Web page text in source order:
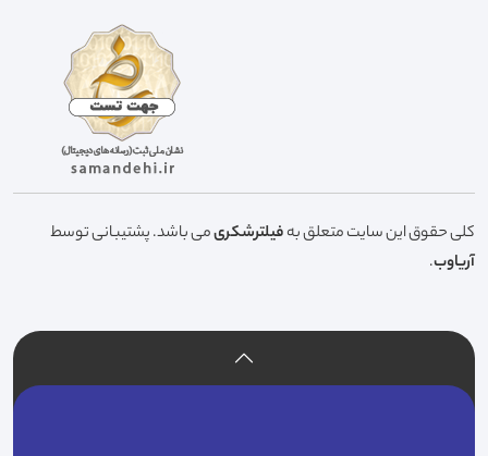
کلی حقوق این سایت متعلق بهفیلترشکریمی باشد. پشتیبانی توسط
آریاوب.